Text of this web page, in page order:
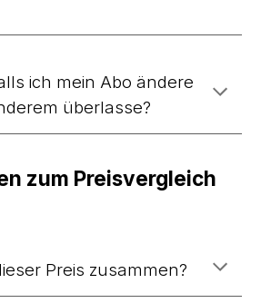
ich mein Abo ändere
überlasse?
zum Preisvergleich
Preis zusammen?